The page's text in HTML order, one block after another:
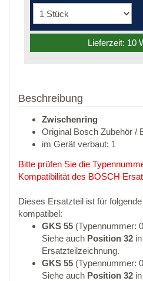
Lieferzeit: 10
Beschreibung
Zwischenring
Original Bosch Zubehör /
im Gerät verbaut: 1
Bitte prüfen Sie die
Kompatibilität des BOSCH
Dieses Ersatzteil ist für
kompatibel:
GKS 55 (Typennummer:
Siehe auch Position 32
Ersatzteilzeichnung.
GKS 55 (Typennummer:
Siehe auch Position 32